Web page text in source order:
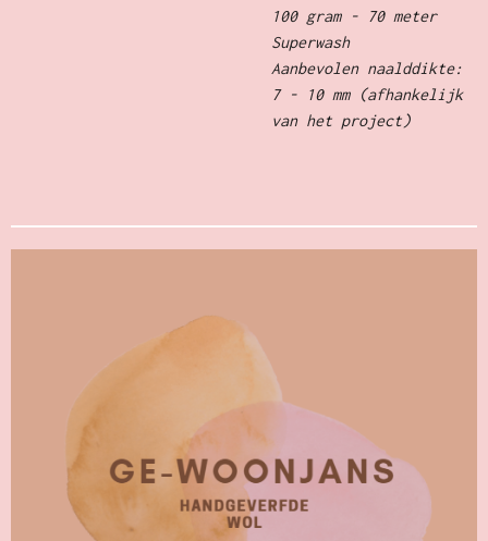
100 gram - 70 meter
Superwash
Aanbevolen naalddikte:
7 - 10 mm (afhankelijk
van het project)